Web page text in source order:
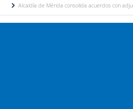
Mérida consolida acuerdos con adjudicatarios del